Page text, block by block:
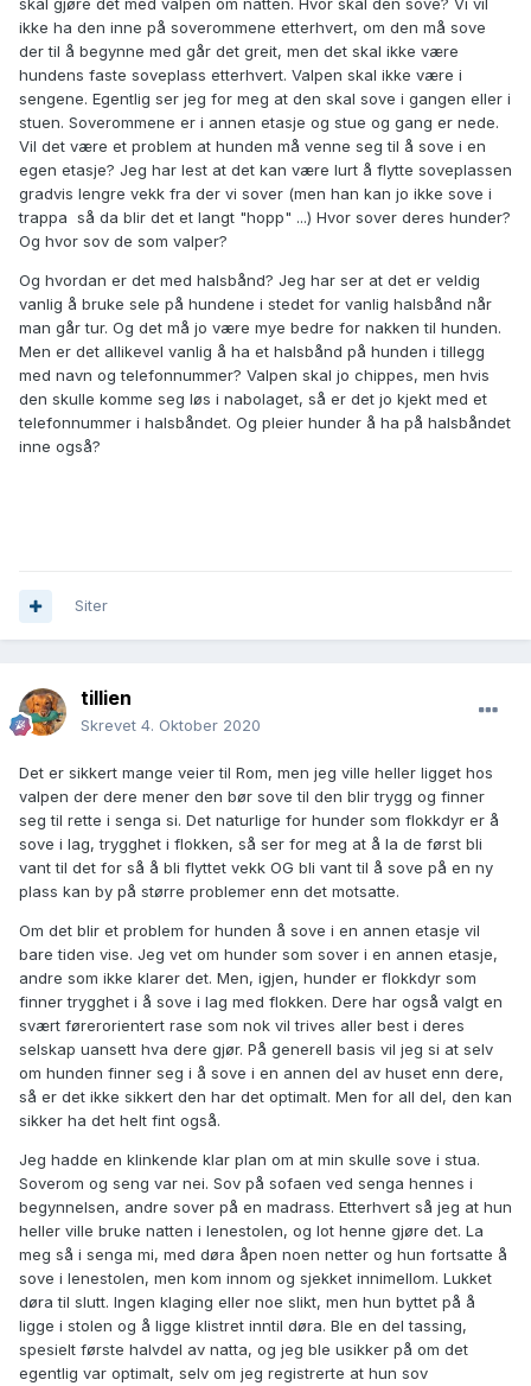
ikke ha den inne på soverommene etterhvert, om den må sove
der til å begynne med går det greit, men det skal ikke være
hundens faste soveplass etterhvert. Valpen skal ikke være i
sengene. Egentlig ser jeg for meg at den skal sove i gangen eller i
stuen. Soverommene er i annen etasje og stue og gang er nede.
Vil det være et problem at hunden må venne seg til å sove i en
egen etasje? Jeg har lest at det kan være lurt å flytte soveplassen
gradvis lengre vekk fra der vi sover (men han kan jo ikke sove i
trappa så da blir det et langt "hopp" ...) Hvor sover deres hunder?
Og hvor sov de som valper?
Og hvordan er det med halsbånd? Jeg har ser at det er veldig
vanlig å bruke sele på hundene i stedet for vanlig halsbånd når
man går tur. Og det må jo være mye bedre for nakken til hunden.
Men er det allikevel vanlig å ha et halsbånd på hunden i tillegg
med navn og telefonnummer? Valpen skal jo chippes, men hvis
den skulle komme seg løs i nabolaget, så er det jo kjekt med et
telefonnummer i halsbåndet. Og pleier hunder å ha på halsbåndet
inne også?
Siter
tillien
Skrevet 4. Oktober 2020
Det er sikkert mange veier til Rom, men jeg ville heller ligget hos
valpen der dere mener den bør sove til den blir trygg og finner
seg til rette i senga si. Det naturlige for hunder som flokkdyr er å
sove i lag, trygghet i flokken, så ser for meg at å la de først bli
vant til det for så å bli flyttet vekk OG bli vant til å sove på en ny
plass kan by på større problemer enn det motsatte.
Om det blir et problem for hunden å sove i en annen etasje vil
bare tiden vise. Jeg vet om hunder som sover i en annen etasje,
andre som ikke klarer det. Men, igjen, hunder er flokkdyr som
finner trygghet i å sove i lag med flokken. Dere har også valgt en
svært førerorientert rase som nok vil trives aller best i deres
selskap uansett hva dere gjør. På generell basis vil jeg si at selv
om hunden finner seg i å sove i en annen del av huset enn dere,
så er det ikke sikkert den har det optimalt. Men for all del, den kan
sikker ha det helt fint også.
Jeg hadde en klinkende klar plan om at min skulle sove i stua.
Soverom og seng var nei. Sov på sofaen ved senga hennes i
begynnelsen, andre sover på en madrass. Etterhvert så jeg at hun
heller ville bruke natten i lenestolen, og lot henne gjøre det. La
meg så i senga mi, med døra åpen noen netter og hun fortsatte å
sove i lenestolen, men kom innom og sjekket innimellom. Lukket
døra til slutt. Ingen klaging eller noe slikt, men hun byttet på å
ligge i stolen og å ligge klistret inntil døra. Ble en del tassing,
spesielt første halvdel av natta, og jeg ble usikker på om det
egentlig var optimalt, selv om jeg registrerte at hun sov